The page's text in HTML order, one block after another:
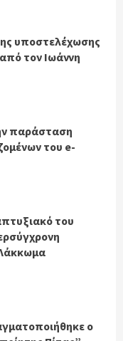
υποστελέχωσης
τον Ιωάννη
παράσταση
του e-
του
ο